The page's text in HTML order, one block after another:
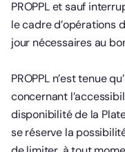
PROPPL et sauf
le cadre d’opérations
jour nécessaires au
PROPPL n’est tenue
concernant
disponibilité de la
se réserve la